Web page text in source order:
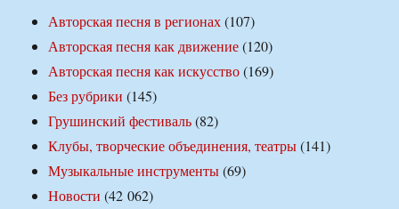
Авторская песня в регионах(107)
Авторская песня как движение(120)
Авторская песня как искусство(169)
Без рубрики (145)
Грушинский фестиваль(82)
Клубы, творческие объединения, театры(141)
Музыкальные инструменты(69)
Новости (42 062)